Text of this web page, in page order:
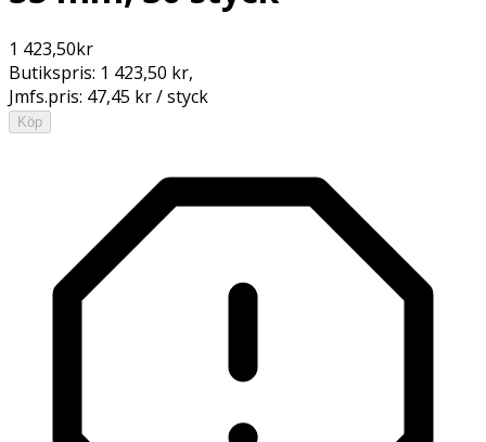
1 423,50kr
Butikspris: 1 423,50 kr,
Jmfs.pris: 47,45 kr / styck
Köp